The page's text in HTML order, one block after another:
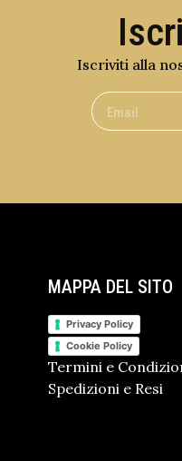
Iscriviti alla
MAPPA DEL SITO
Privacy Policy
Cookie Policy
Termini e
Spedizioni e Resi